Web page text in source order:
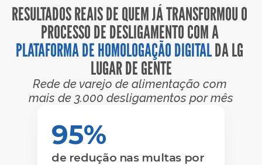
RESULTADOS REAIS DE QUEM JÁ TRANSFORMOU O
PROCESSO DE DESLIGAMENTO COM A
PLATAFORMA DE HOMOLOGAÇÃO DIGITAL DA LG
LUGAR DE GENTE
Rede de varejo de alimentação com
mais de 3.000 desligamentos por mês
95%
de redução nas multas por